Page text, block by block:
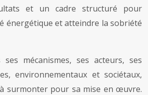
et un cadre structuré pour
énergétique et atteindre la sobriété
mécanismes, ses acteurs, ses
environnementaux et sociétaux,
surmonter pour sa mise en œuvre.